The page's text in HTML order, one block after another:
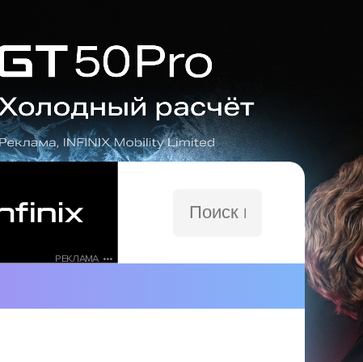
РЕКЛАМА •••
сайту